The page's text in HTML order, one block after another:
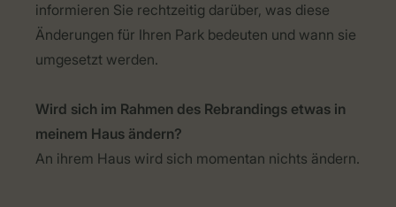
informieren Sie rechtzeitig darüber, was diese
Änderungen für Ihren Park bedeuten und wann sie
umgesetzt werden.
Wird sich im Rahmen des Rebrandings etwas in
meinem Haus ändern?
An ihrem Haus wird sich momentan nichts ändern.